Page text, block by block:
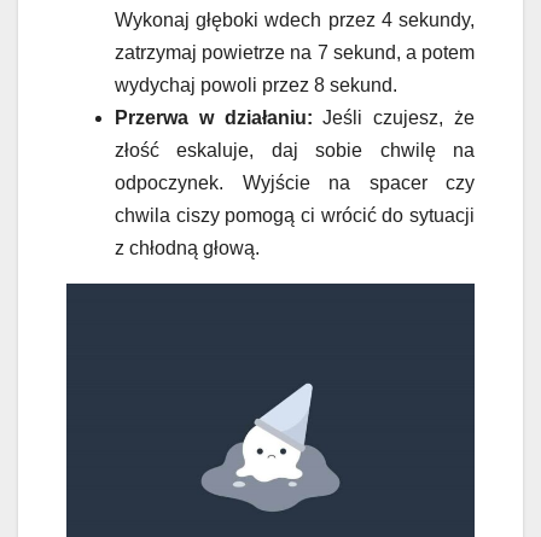
Wykonaj głęboki wdech przez 4 sekundy,
zatrzymaj powietrze na 7 sekund, a potem
wydychaj powoli przez 8 sekund.
Przerwa w działaniu: Jeśli czujesz, że
złość eskaluje, daj sobie chwilę na
odpoczynek. Wyjście na spacer czy
chwila ciszy pomogą ci wrócić do sytuacji
z chłodną głową.